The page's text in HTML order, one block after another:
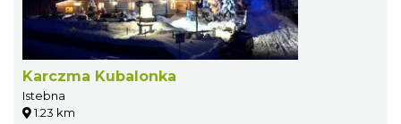
Karczma Kubalonka
Istebna
1.23 km